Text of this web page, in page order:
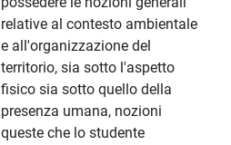
relative al contesto ambientale
e all'organizzazione del
territorio, sia sotto l'aspetto
fisico sia sotto quello della
presenza umana, nozioni
queste che lo studente